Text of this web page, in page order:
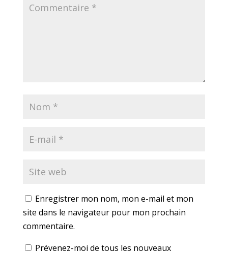
Enregistrer mon nom, mon e-mail et mon
site dans le navigateur pour mon prochain
commentaire.
Prévenez-moi de tous les nouveaux